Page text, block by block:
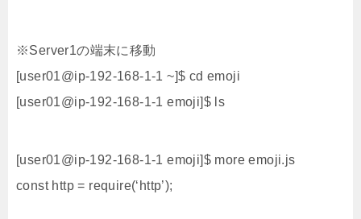
※Server1の端末に移動
[user01@ip-192-168-1-1 ~]$ cd emoji
[user01@ip-192-168-1-1 emoji]$ ls
[user01@ip-192-168-1-1 emoji]$ more emoji.js
const http = require(‘http’);